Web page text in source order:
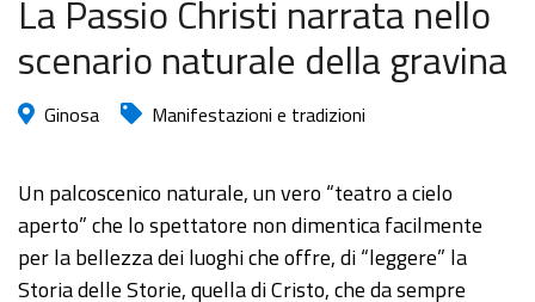
La Passio Christi narrata nello
scenario naturale della gravina
Ginosa Manifestazioni e tradizioni
Un palcoscenico naturale, un vero “teatro a cielo
aperto” che lo spettatore non dimentica facilmente
per la bellezza dei luoghi che offre, di “leggere” la
Storia delle Storie, quella di Cristo, che da sempre